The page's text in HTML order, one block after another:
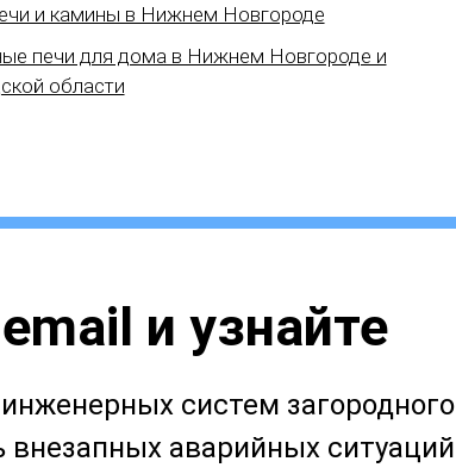
и камины в Нижнем Новгороде
печи для дома в Нижнем Новгороде и
области
и узнайте
систем загородного
внезапных аварийных ситуаций